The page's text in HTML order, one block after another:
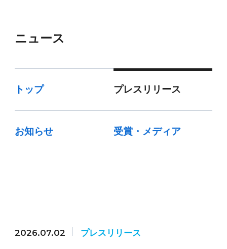
ニュース
トップ プレスリリース
お知らせ 受賞・メディア
2026.07.02 プレスリリース